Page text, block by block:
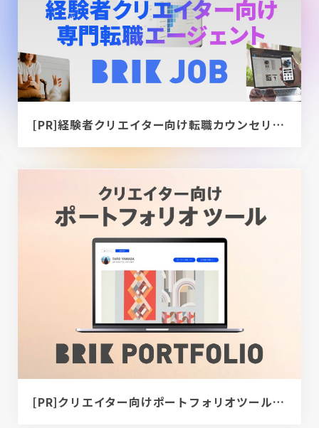
[PR]経験者クリエイター向け転職カウンセリング｜デザイナー / ディレクター / エンジニア
[PR]クリエイター向けポートフォリオツール｜BRIK PORTFOLIO